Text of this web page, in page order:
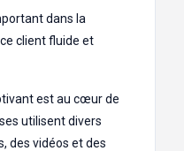
dans la
client fluide et
est au cœur de
utilisent divers
des vidéos et des